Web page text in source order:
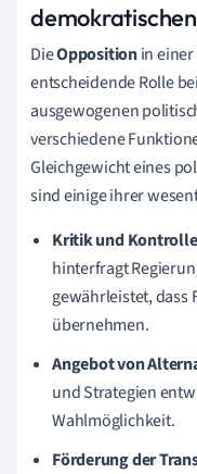
DieOppositionin einer
entscheidende Rolle
ausgewogenen
verschiedene
Gleichgewicht eines
sind einige ihrer
Kritik und
hinterfragt
gewährleistet,
übernehmen.
Angebot von
und Strategien
Wahlmöglichkeit.
Förderung der